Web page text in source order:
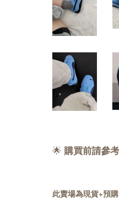
🌟 購買前請參考
此賣場為現貨+預